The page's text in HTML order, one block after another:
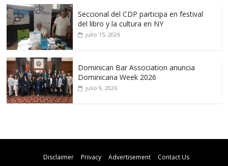
Seccional del CDP participa en festival
del libro y la cultura en NY
julio 15, 2026
Dominican Bar Association anuncia
Dominicana Week 2026
julio 9, 2026
Disclaimer Privacy Advertisement Contact Us